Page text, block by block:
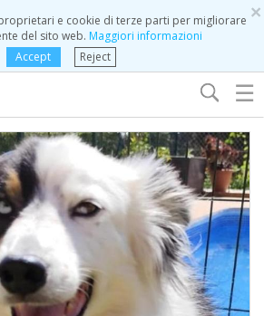
×
e cookie di terze parti per migliorare
del sito web. Maggiori informazioni
Accept
Reject
☰